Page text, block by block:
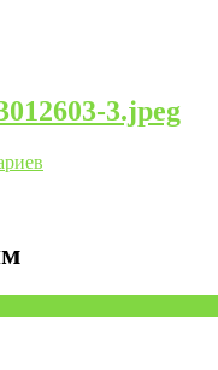
3.jpeg